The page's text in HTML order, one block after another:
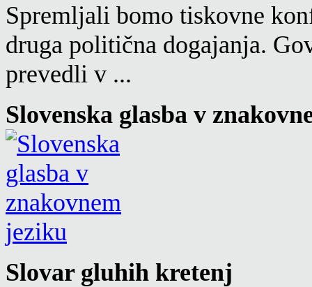
Spremljali bomo tiskovne
druga politična dogajanja.
prevedli v ...
Slovenska glasba v
Slovar gluhih kretenj